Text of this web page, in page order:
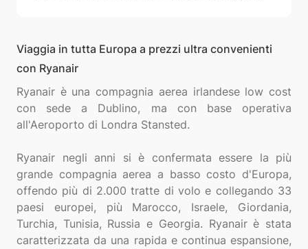
Viaggia in tutta Europa a prezzi ultra convenienti
con Ryanair
Ryanair è una compagnia aerea irlandese low cost
con sede a Dublino, ma con base operativa
all'Aeroporto di Londra Stansted.
Ryanair negli anni si è confermata essere la più
grande compagnia aerea a basso costo d'Europa,
offendo più di 2.000 tratte di volo e collegando 33
paesi europei, più Marocco, Israele, Giordania,
Turchia, Tunisia, Russia e Georgia. Ryanair è stata
caratterizzata da una rapida e continua espansione,